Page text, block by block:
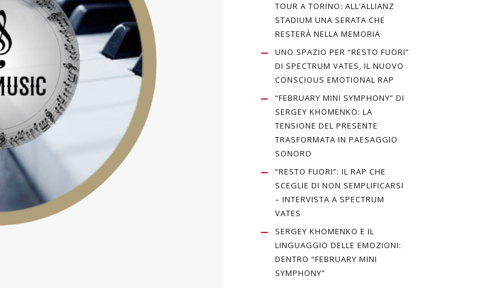
TOUR A TORINO: ALL’ALLIANZ
STADIUM UNA SERATA CHE
RESTERÀ NELLA MEMORIA
UNO SPAZIO PER “RESTO FUORI”
DI SPECTRUM VATES, IL NUOVO
CONSCIOUS EMOTIONAL RAP
“FEBRUARY MINI SYMPHONY” DI
SERGEY KHOMENKO: LA
TENSIONE DEL PRESENTE
TRASFORMATA IN PAESAGGIO
SONORO
“RESTO FUORI”: IL RAP CHE
SCEGLIE DI NON SEMPLIFICARSI
– INTERVISTA A SPECTRUM
VATES
SERGEY KHOMENKO E IL
LINGUAGGIO DELLE EMOZIONI:
DENTRO “FEBRUARY MINI
SYMPHONY”